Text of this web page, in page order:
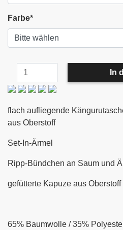
Farbe*
flach aufliegende
aus Oberstoff
Set-In-Ärmel
Ripp-Bündchen an Saum und
gefütterte Kapuze aus
65% Baumwolle / 35%